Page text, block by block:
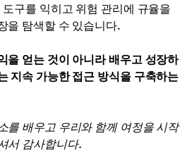
구를 익히고 위험 관리에 규율을
을 탐색할 수 있습니다.
을 얻는 것이 아니라 배우고 성장하
지속 가능한 접근 방식을 구축하는
를 배우고 우리와 함께 여정을 시작
서 감사합니다.